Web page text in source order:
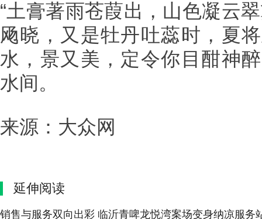
“土膏著雨苍葭出，山色凝云
飏晓，又是牡丹吐蕊时，夏
水，景又美，定令你目酣神
水间。
来源：大众网
延伸阅读
销售与服务双向出彩 临沂青啤龙悦湾案场变身纳凉服务